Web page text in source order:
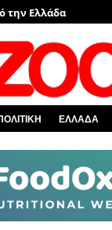
την Ελλάδα
EviaZoom.gr
και όλη την
ΕΛΛΑΔΑ